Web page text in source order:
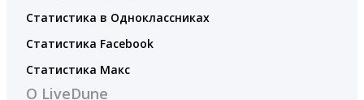
Статистика в Одноклассниках
Статистика Facebook
Статистика Макс
О LiveDune